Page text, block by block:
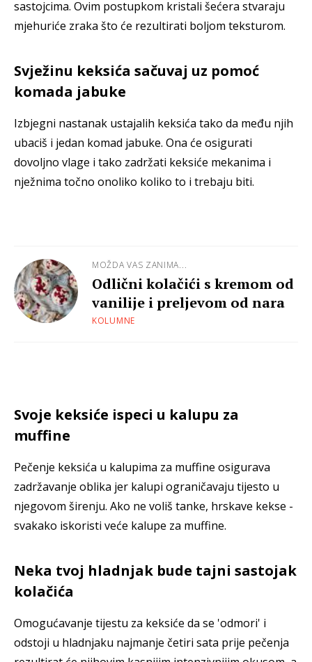
sastojcima. Ovim postupkom kristali šećera stvaraju
mjehuriće zraka što će rezultirati boljom teksturom.
Svježinu keksića sačuvaj uz pomoć
komada jabuke
Izbjegni nastanak ustajalih keksića tako da među njih
ubaciš i jedan komad jabuke. Ona će osigurati
dovoljno vlage i tako zadržati keksiće mekanima i
nježnima točno onoliko koliko to i trebaju biti.
MOŽDA VAS ZANIMA...
Odlični kolačići s kremom od
vanilije i preljevom od nara
KOLUMNE
Svoje keksiće ispeci u kalupu za
muffine
Pečenje keksića u kalupima za muffine osigurava
zadržavanje oblika jer kalupi ograničavaju tijesto u
njegovom širenju. Ako ne voliš tanke, hrskave kekse -
svakako iskoristi veće kalupe za muffine.
Neka tvoj hladnjak bude tajni sastojak
kolačića
Omogućavanje tijestu za keksiće da se 'odmori' i
odstoji u hladnjaku najmanje četiri sata prije pečenja